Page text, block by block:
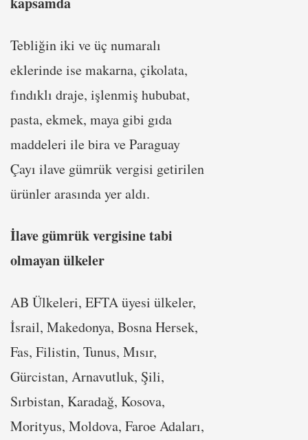
Tebliğin iki ve üç numaralı
eklerinde ise makarna, çikolata,
fındıklı draje, işlenmiş hububat,
pasta, ekmek, maya gibi gıda
maddeleri ile bira ve Paraguay
Çayı ilave gümrük vergisi getirilen
ürünler arasında yer aldı.
İlave gümrük vergisine tabi
olmayan ülkeler
AB Ülkeleri, EFTA üyesi ülkeler,
İsrail, Makedonya, Bosna Hersek,
Fas, Filistin, Tunus, Mısır,
Gürcistan, Arnavutluk, Şili,
Sırbistan, Karadağ, Kosova,
Morityus, Moldova, Faroe Adaları,